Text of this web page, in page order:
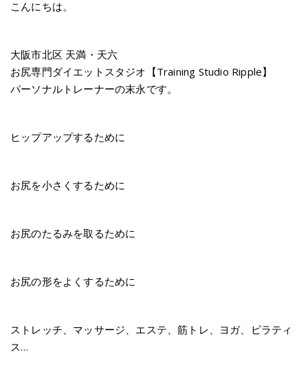
こんにちは。
大阪市北区 天満・天六
お尻専門ダイエットスタジオ【Training Studio Ripple】
パーソナルトレーナーの末永です。
ヒップアップするために
お尻を小さくするために
お尻のたるみを取るために
お尻の形をよくするために
ストレッチ、マッサージ、エステ、筋トレ、ヨガ、ピラティ
ス…